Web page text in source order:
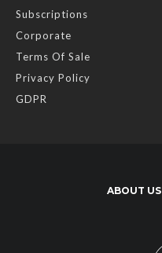
Subscriptions
Corporate
Terms Of Sale
Privacy Policy
GDPR
ABOUT US